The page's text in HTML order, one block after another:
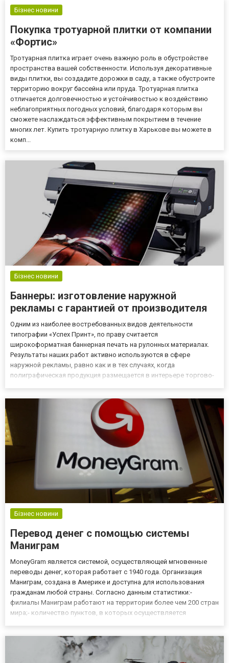
но...
Бізнес новини
Покупка тротуарной плитки от компании
«Фортис»
Тротуарная плитка играет очень важную роль в обустройстве
пространства вашей собственности. Используя декоративные
виды плитки, вы создадите дорожки в саду, а также обустроите
территорию вокруг бассейна или пруда. Тротуарная плитка
отличается долговечностью и устойчивостью к воздействию
неблагоприятных погодных условий, благодаря которым вы
сможете наслаждаться эффективным покрытием в течение
многих лет. Купить тротуарную плитку в Харькове вы можете в
комп...
Бізнес новини
Баннеры: изготовление наружной
рекламы с гарантией от производителя
Одним из наиболее востребованных видов деятельности
типографии «Успех Принт», по праву считается
широкоформатная баннерная печать на рулонных материалах.
Результаты наших работ активно используются в сфере
наружной рекламы, равно как и в тех случаях, когда
полиграфическая продукция размещается в интерьере торгово-
как не стандартных размеров,...
Бізнес новини
Перевод денег с помощью системы
Маниграм
MoneyGram является системой, осуществляющей мгновенные
переводы денег, которая работает с 1940 года. Организация
Маниграм, создана в Америке и доступна для использования
гражданам любой страны. Согласно данным статистики:-
филиалы Маниграм работают на территории более чем 200 стран
мира;- количество пунктов, в которых осуществляется
Особенности процед...